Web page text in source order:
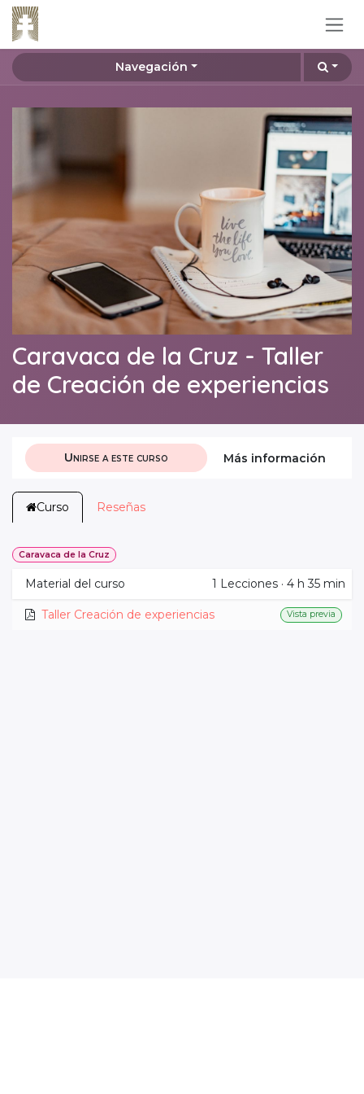
Ir al contenido
Navegación
Caravaca de la Cruz - Taller
de Creación de experiencias
Unirse a este curso Más información
Curso Reseñas
Caravaca de la Cruz
Material del curso 1 Lecciones · 4 h 35 min
Taller Creación de experiencias Vista previa